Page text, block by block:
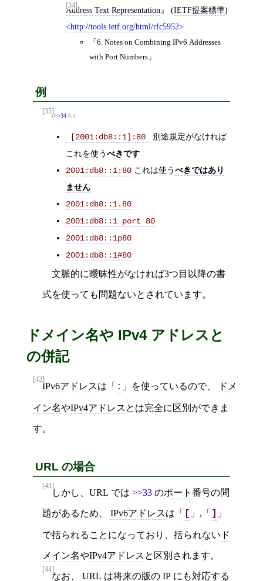
[34]
Address Text Representation
(IETF提案標準)
http://tools.ietf.org/html/rfc5952
6. Notes on Combining IPv6 Addresses
with Port Numbers
例
[35]
>>34 6.
[2001:db8::1]:80
別途規定がなければ
これを使うべきです
2001:db8::1:80 これは使うべきではあり
ません
2001:db8::1.80
2001:db8::1 port 80
2001:db8::1p80
2001:db8::1#80
文脈的に曖昧性がなければ3つ目以降の書
式を使っても問題ないとされています。
ドメイン名や IPv4 アドレスと
の併記
[42]
IPv6アドレスは「 : 」を使っているので、 ドメ
イン名やIPv4アドレス とは完全に区別ができま
す。
URL の場合
[43]
しかし、 URL では >>33 のポート番号の問
題があるため、 IPv6アドレスは「 [ 」,「 ] 」
で括られることになっており、括られない ド
メイン名やIPv4アドレス と区別されます。
[44]
なお、 URL は将来の版の IP にも対応する